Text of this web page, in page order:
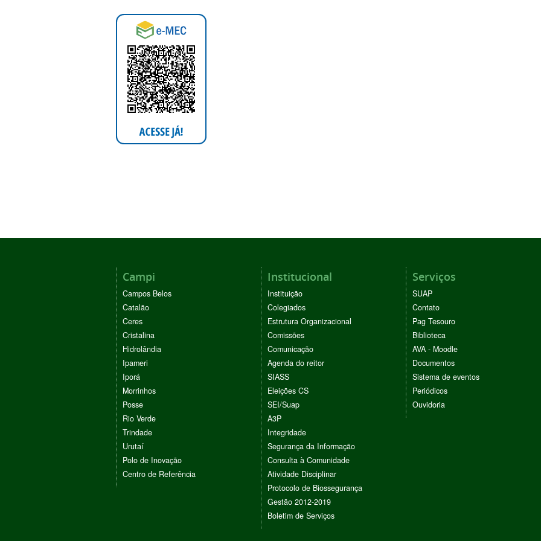
Campi
Campos Belos
Catalão
Ceres
Cristalina
Hidrolândia
Ipameri
Iporá
Morrinhos
Posse
Rio Verde
Trindade
Urutaí
Polo de Inovação
Centro de Referência
Institucional
Instituição
Colegiados
Estrutura Organizacional
Comissões
Comunicação
Agenda do reitor
SIASS
Eleições CS
SEI/Suap
A3P
Integridade
Segurança da Informação
Consulta à Comunidade
Atividade Disciplinar
Protocolo de Biossegurança
Gestão 2012-2019
Boletim de Serviços
Serviços
SUAP
Contato
Pag Tesouro
Biblioteca
AVA - Moodle
Documentos
Sistema de eventos
Periódicos
Ouvidoria